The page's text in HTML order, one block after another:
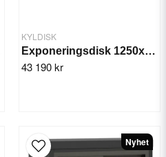
KYLDISK
Exponeringsdisk 1250x1246x(h)974 mm - Velastra
43 190 kr
Nyhet